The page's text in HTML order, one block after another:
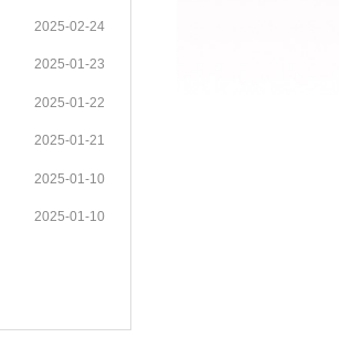
2025-02-24
2025-01-23
2025-01-22
2025-01-21
2025-01-10
2025-01-10